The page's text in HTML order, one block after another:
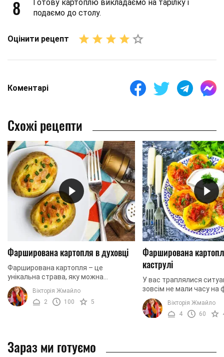
8
Готову картоплю викладаємо на тарілку і
подаємо до столу.
Оцінити рецепт
Коментарі
Схожі рецепти
Фарширована картопля в духовці
Фарширована картопля – це
унікальна страва, яку можна
готувати у духовці, на плиті, в
мультиварці і навіть у
мікрохвильовці. Ми сьогодні хочемо
Вікторія Жмайло
2
100 5
Фарширована
каструлі
У вас траплялися
зовсім не мали часу на
створення вишуканих
приготувати смачну та
страву потрібно ...
Вікторія Жмайло
4
60
Зараз ми готуємо